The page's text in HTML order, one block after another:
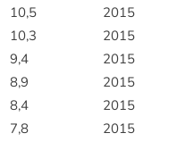
10,5
2015
10,3
2015
9,4
2015
8,9
2015
8,4
2015
7,8
2015